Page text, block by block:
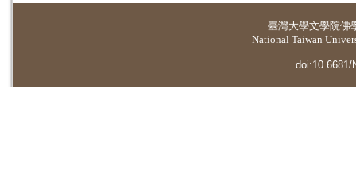
臺灣大學文學院佛
National Taiwan
doi:10.6681/